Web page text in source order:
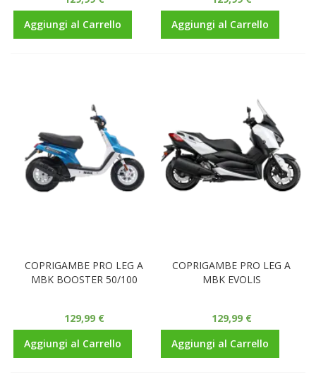
Aggiungi al Carrello
Aggiungi al Carrello
COPRIGAMBE PRO LEG A
MBK BOOSTER 50/100
129,99 €
Aggiungi al Carrello
COPRIGAMBE PRO LEG A
MBK EVOLIS
129,99 €
Aggiungi al Carrello